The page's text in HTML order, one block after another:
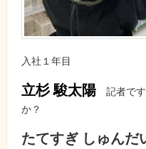
入社１年目
立杉 駿太陽 記者で
か？
たてすぎ しゅんだ